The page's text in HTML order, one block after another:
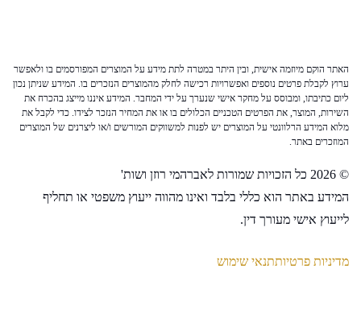
האתר הוקם מיוזמה אישית, ובין היתר במטרה לתת מידע על המוצרים המפורסמים בו ולאפשר
ערוץ לקבלת פרטים נוספים ואפשרויות רכישה לחלק מהמוצרים הנזכרים בו. המידע שניתן נכון
ליום כתיבתו, ומבוסס על מחקר אישי שנערך על ידי המחבר. המידע איננו מייצג בהכרח את
השירות, המוצר, את הפרטים הטכניים הכלולים בו או את המחיר הנזכר לצידו. כדי לקבל את
מלוא המידע הרלוונטי על המוצרים יש לפנות למשווקים המורשים ו/או ליצרנים של המוצרים
המוזכרים באתר.
© 2026 כל הזכויות שמורות לאברהמי רוזן ושות'
המידע באתר הוא כללי בלבד ואינו מהווה ייעוץ משפטי או תחליף
לייעוץ אישי מעורך דין.
מדיניות פרטיותתנאי שימוש